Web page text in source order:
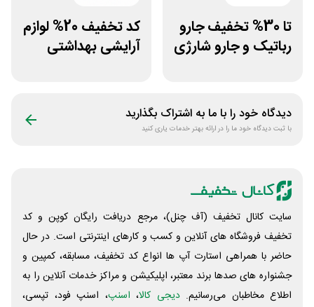
تا 30% تخفیف جارو
رباتیک و جارو شارژی
کد تخفیف 20% لوازم
آرایشی بهداشتی
دیدگاه خود را با ما به اشتراک بگذارید
با ثبت دیدگاه خود ما را در ارائه بهتر خدمات یاری کنید
سایت کانال تخفیف (آف چنل)، مرجع دریافت رایگان کوپن و کد
تخفیف فروشگاه های آنلاین و کسب و‌ کارهای اینترنتی است. در حال
حاضر با همراهی استارت آپ ها انواع کد تخفیف، مسابقه، کمپین و
جشنواره های صدها برند معتبر، اپلیکیشن و مراکز خدمات آنلاین را به
اطلاع مخاطبان می‌رسانیم. دیجی کالا، اسنپ، اسنپ فود، تپسی،